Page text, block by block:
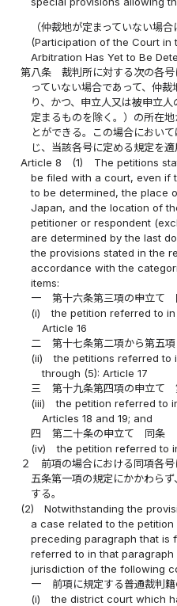
（仲裁地が定まっていない場
(Participation of the Court in
Arbitration Has Yet to Be
第八条
裁判所に対する次の各
っていない場合であって、仲
り、かつ、申立人又は被申立
定まるものを除く。）の所在
とができる。この場合におい
じ、当該各号に定める規定を適
Article 8
(1)
The petitions
be filed with a court, even if
to be determined, the place
Japan, and the location of
petitioner or respondent
are determined by the last
the provisions stated in the
accordance with the
items:
一
第十六条第三項の申立て
(i)
the petition referred to
Article 16
二
第十七条第二項から第五
(ii)
the petitions referred to
through (5): Article 17
三
第十九条第四項の申立て
(iii)
the petition referred to
Articles 18 and 19; and
四
第二十条の申立て 同条
(iv)
the petition referred to
２
前項の場合における同項各
五条第一項の規定にかかわら
する。
(2)
Notwithstanding the
a case related to the
preceding paragraph that is
referred to in that
jurisdiction of the following
一
前項に規定する普通裁判
(i)
the district court which